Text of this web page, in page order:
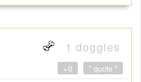
1 doggies
" quote "
+0